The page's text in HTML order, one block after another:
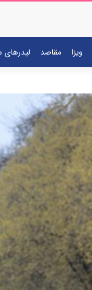
ویزا مقاصد لیدرهای